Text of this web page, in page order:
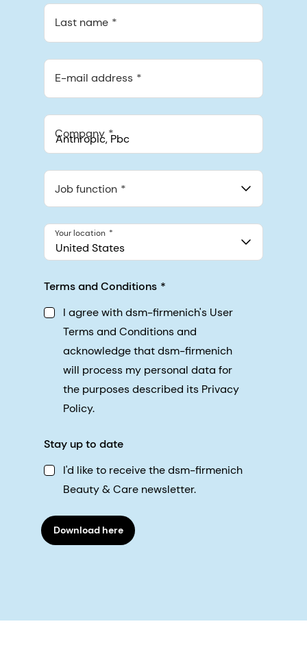
Last name
E-mail address
Company
548 Market St Pmb 90375, San Francisco, California, US
Job function
United States
Your location
Terms and Conditions
I agree with dsm-firmenich's User
Terms and Conditions and
acknowledge that dsm-firmenich
will process my personal data for
the purposes described its Privacy
Policy.
Stay up to date
I'd like to receive the dsm-firmenich
Beauty & Care newsletter.
Download here